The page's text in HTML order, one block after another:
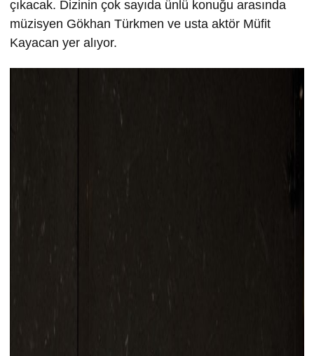
çıkacak. Dizinin çok sayıda ünlü konuğu arasında
müzisyen Gökhan Türkmen ve usta aktör Müfit
Kayacan yer alıyor.